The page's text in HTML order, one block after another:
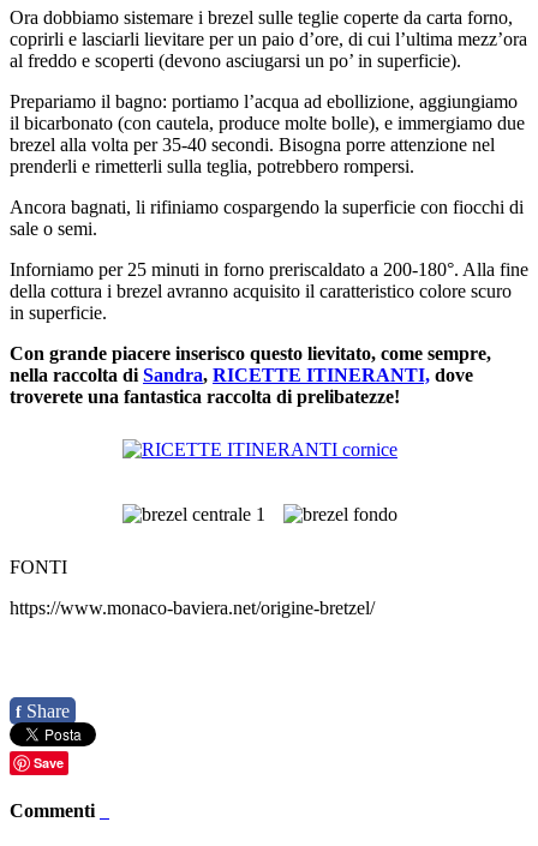
Ora dobbiamo sistemare i brezel sulle teglie coperte da carta forno,
coprirli e lasciarli lievitare per un paio d’ore, di cui l’ultima mezz’ora
al freddo e scoperti (devono asciugarsi un po’ in superficie).
Prepariamo il bagno: portiamo l’acqua ad ebollizione, aggiungiamo
il bicarbonato (con cautela, produce molte bolle), e immergiamo due
brezel alla volta per 35-40 secondi. Bisogna porre attenzione nel
prenderli e rimetterli sulla teglia, potrebbero rompersi.
Ancora bagnati, li rifiniamo cospargendo la superficie con fiocchi di
sale o semi.
Inforniamo per 25 minuti in forno preriscaldato a 200-180°. Alla fine
della cottura i brezel avranno acquisito il caratteristico colore scuro
in superficie.
Con grande piacere inserisco questo lievitato, come sempre,
nella raccolta di Sandra, RICETTE ITINERANTI, dove
troverete una fantastica raccolta di prelibatezze!
FONTI
https://www.monaco-baviera.net/origine-bretzel/
f Share
Save
Commenti